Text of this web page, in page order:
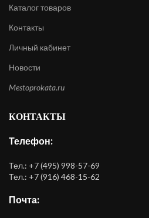
Каталог товаров
Контакты
Личный кабинет
Новости
Mestoprokata.ru
КОНТАКТЫ
Телефон:
Тел.: +7 (495) 998-57-69
Тел.: +7 (916) 468-15-62
Почта: